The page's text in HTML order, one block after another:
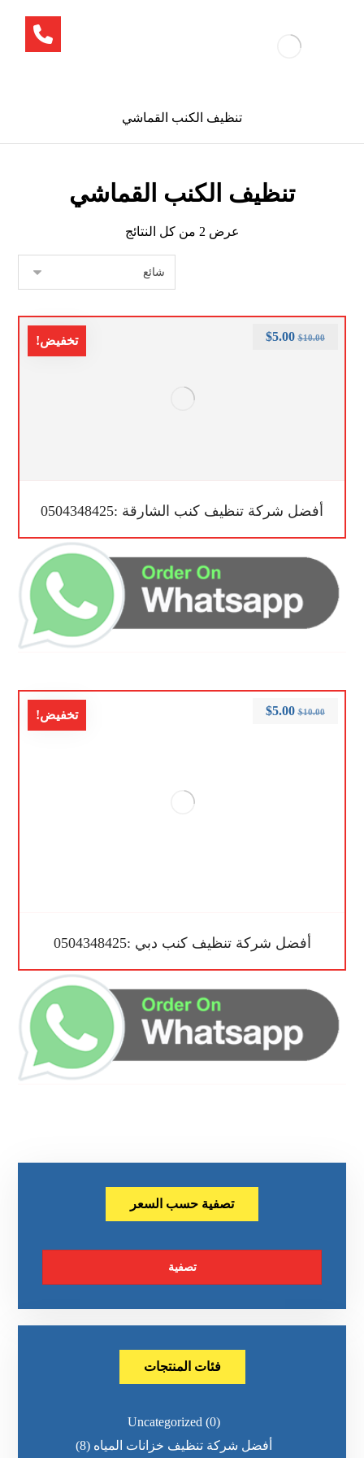
تنظيف الكنب القماشي
تنظيف الكنب القماشي
عرض ⁦2⁩ من كل النتائج
تخفيض!
أفضل شركة تنظيف كنب الشارقة :0504348425
$10.00
$5.00
تخفيض!
أفضل شركة تنظيف كنب دبي :0504348425
$10.00
$5.00
تصفية حسب السعر
تصفية
فئات المنتجات
Uncategorized (0)
أفضل شركة تنظيف خزانات المياه (8)